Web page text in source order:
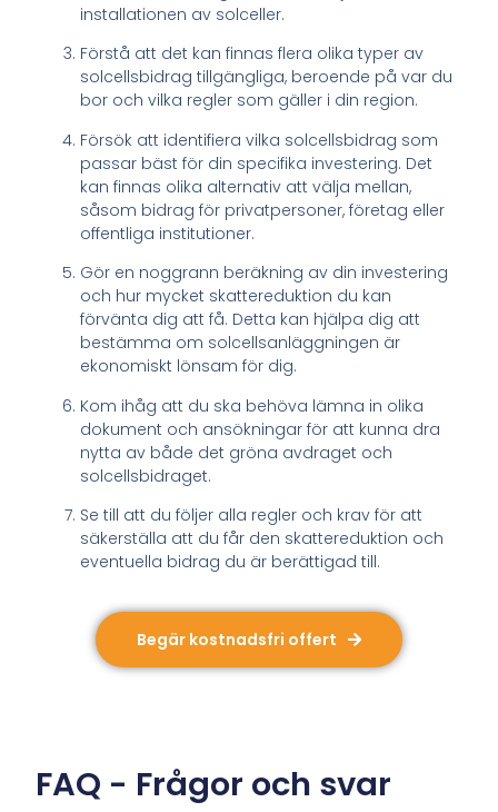
installationen av solceller.
Förstå att det kan finnas flera olika typer av
solcellsbidrag tillgängliga, beroende på var du
bor och vilka regler som gäller i din region.
Försök att identifiera vilka solcellsbidrag som
passar bäst för din specifika investering. Det
kan finnas olika alternativ att välja mellan,
såsom bidrag för privatpersoner, företag eller
offentliga institutioner.
Gör en noggrann beräkning av din investering
och hur mycket skattereduktion du kan
förvänta dig att få. Detta kan hjälpa dig att
bestämma om solcellsanläggningen är
ekonomiskt lönsam för dig.
Kom ihåg att du ska behöva lämna in olika
dokument och ansökningar för att kunna dra
nytta av både det gröna avdraget och
solcellsbidraget.
Se till att du följer alla regler och krav för att
säkerställa att du får den skattereduktion och
eventuella bidrag du är berättigad till.
Begär kostnadsfri offert
FAQ - Frågor och svar